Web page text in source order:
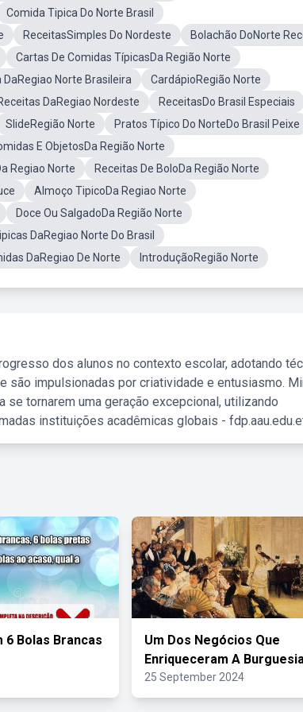
Comida Tipica Do Norte Brasil
ReceitasSimples Do Nordeste
Bolachão DoNorte
Cartas De Comidas TípicasDa Região Norte
DaRegiao Norte Brasileira
CardápioRegião Norte
DaRegiao Nordeste
ReceitasDo Brasil Especiais
SlideRegião Norte
Pratos Típico Do NorteDo Brasil Peixe
E ObjetosDa Região Norte
Regiao Norte
Receitas De BoloDa Região Norte
Almoço TipicoDa Regiao Norte
Doce Ou SalgadoDa Região Norte
DaRegiao Norte Do Brasil
DaRegiao De Norte IntroduçãoRegião Norte
dos alunos no contexto escolar, adotando
são impulsionadas por criatividade e entusiasmo.
tornarem uma geração excepcional, utilizando
instituições acadêmicas globais -
6 Bolas Brancas
Um Dos Negócios Que
Enriqueceram A
25 September 2024